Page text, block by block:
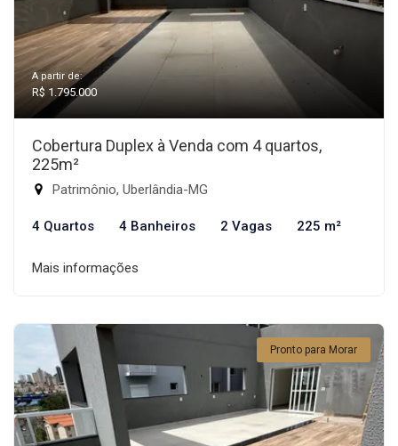
A partir de:
R$ 1.795.000
Cobertura Duplex à Venda com 4 quartos,
225m²
Patrimônio, Uberlândia-MG
4 Quartos 4 Banheiros 2 Vagas 225 m²
Mais informações
Pronto para Morar